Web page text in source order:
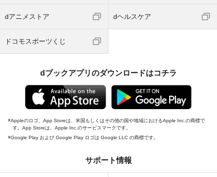
dアニメストア dヘルスケア
ドコモスポーツくじ
dブックアプリのダウンロードはコチラ
Appleのロゴ、App Storeは、米国もしくはその他の国や地域におけるApple Inc.の商標で
す。App Storeは、Apple Inc.のサービスマークです。
Google Play および Google Play ロゴは Google LLC の商標です。
サポート情報